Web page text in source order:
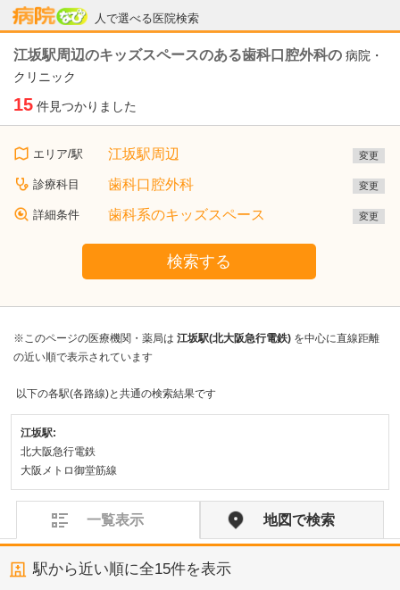
人で選べる医院検索
病院なび
江坂駅周辺のキッズスペースのある歯科口腔外科の 病院・
クリニック
15 件見つかりました
エリア/駅 江坂駅周辺 変更
診療科目 歯科口腔外科 変更
詳細条件 歯科系のキッズスペース 変更
検索する
※このページの医療機関・薬局は 江坂駅(北大阪急行電鉄) を中心に直線距離
の近い順で表示されています
以下の各駅(各路線)と共通の検索結果です
江坂駅:
北大阪急行電鉄
大阪メトロ御堂筋線
一覧表示 地図で検索
駅から近い順に全15件を表示